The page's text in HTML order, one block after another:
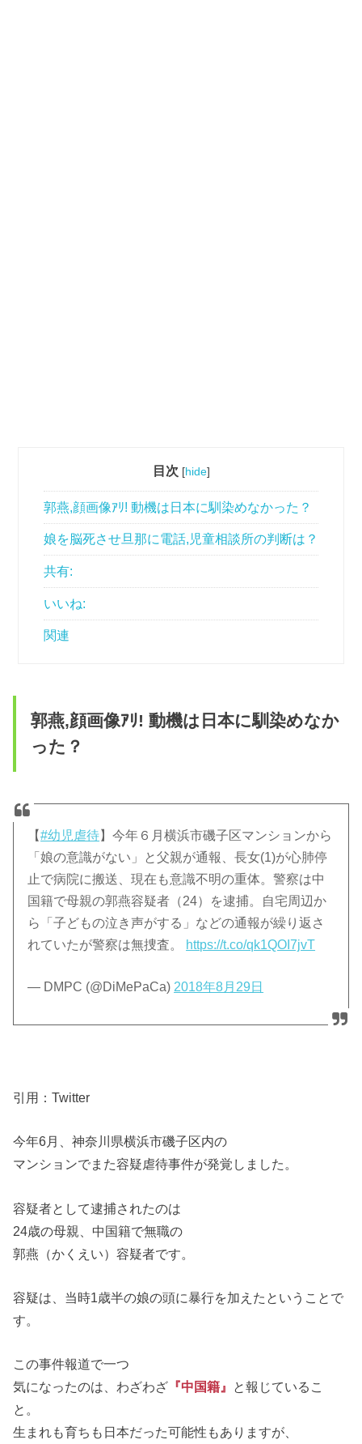
目次 [hide]
郭燕,顔画像ｱﾘ! 動機は日本に馴染めなかった？
娘を脳死させ旦那に電話,児童相談所の判断は？
共有:
いいね:
関連
郭燕,顔画像ｱﾘ! 動機は日本に馴染めなか
った？
【#幼児虐待】今年６月横浜市磯子区マンションから
「娘の意識がない」と父親が通報、長女(1)が心肺停
止で病院に搬送、現在も意識不明の重体。警察は中
国籍で母親の郭燕容疑者（24）を逮捕。自宅周辺か
ら「子どもの泣き声がする」などの通報が繰り返さ
れていたが警察は無捜査。
https://t.co/qk1QOI7jvT
— DMPC (@DiMePaCa) 2018年8月29日
引用：Twitter
今年6月、神奈川県横浜市磯子区内の
マンションでまた容疑虐待事件が発覚しました。
容疑者として逮捕されたのは
24歳の母親、中国籍で無職の
郭燕（かくえい）容疑者です。
容疑は、当時1歳半の娘の頭に暴行を加えたということで
す。
この事件報道で一つ
気になったのは、わざわざ 『中国籍』 と報じているこ
と。
生まれも育ちも日本だった可能性もありますが、